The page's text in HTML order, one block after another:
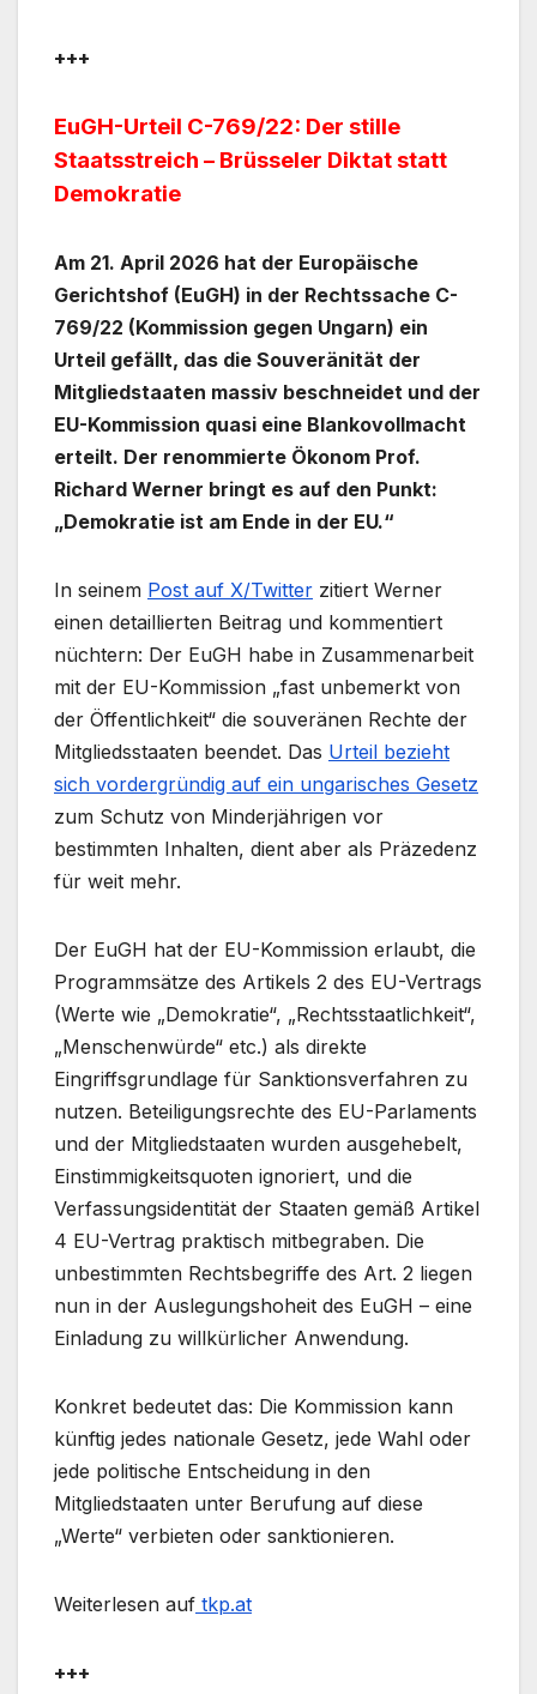
+++
EuGH-Urteil C-769/22: Der stille
Staatsstreich – Brüsseler Diktat statt
Demokratie
Am 21. April 2026 hat der Europäische
Gerichtshof (EuGH) in der Rechtssache C-
769/22 (Kommission gegen Ungarn) ein
Urteil gefällt, das die Souveränität der
Mitgliedstaaten massiv beschneidet und der
EU-Kommission quasi eine Blankovollmacht
erteilt. Der renommierte Ökonom Prof.
Richard Werner bringt es auf den Punkt:
„Demokratie ist am Ende in der EU.“
In seinem Post auf X/Twitter zitiert Werner
einen detaillierten Beitrag und kommentiert
nüchtern: Der EuGH habe in Zusammenarbeit
mit der EU-Kommission „fast unbemerkt von
der Öffentlichkeit“ die souveränen Rechte der
Mitgliedsstaaten beendet. Das Urteil bezieht
sich vordergründig auf ein ungarisches Gesetz
zum Schutz von Minderjährigen vor
bestimmten Inhalten, dient aber als Präzedenz
für weit mehr.
Der EuGH hat der EU-Kommission erlaubt, die
Programmsätze des Artikels 2 des EU-Vertrags
(Werte wie „Demokratie“, „Rechtsstaatlichkeit“,
„Menschenwürde“ etc.) als direkte
Eingriffsgrundlage für Sanktionsverfahren zu
nutzen. Beteiligungsrechte des EU-Parlaments
und der Mitgliedstaaten wurden ausgehebelt,
Einstimmigkeitsquoten ignoriert, und die
Verfassungsidentität der Staaten gemäß Artikel
4 EU-Vertrag praktisch mitbegraben. Die
unbestimmten Rechtsbegriffe des Art. 2 liegen
nun in der Auslegungshoheit des EuGH – eine
Einladung zu willkürlicher Anwendung.
Konkret bedeutet das: Die Kommission kann
künftig jedes nationale Gesetz, jede Wahl oder
jede politische Entscheidung in den
Mitgliedstaaten unter Berufung auf diese
„Werte“ verbieten oder sanktionieren.
Weiterlesen auf tkp.at
+++